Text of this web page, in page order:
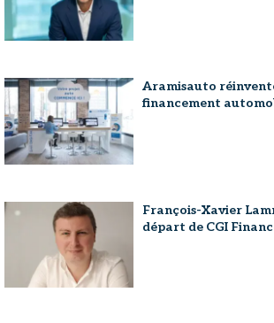
Aramisauto
financement
François-Xavier
départ de CGI